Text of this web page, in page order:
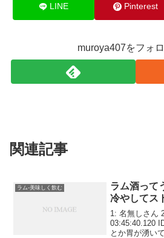
LINE Pinterest
muroya407をフォ
関連記事
ラム-美味しく飲む
ラム酒って
冷やしてス
1: 名無しさん
03:45:40.120
とか胃が湧い